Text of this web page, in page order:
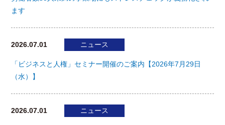
ます
2026.07.01 ニュース
「ビジネスと人権」セミナー開催のご案内【2026年7月29日
（水）】
2026.07.01 ニュース